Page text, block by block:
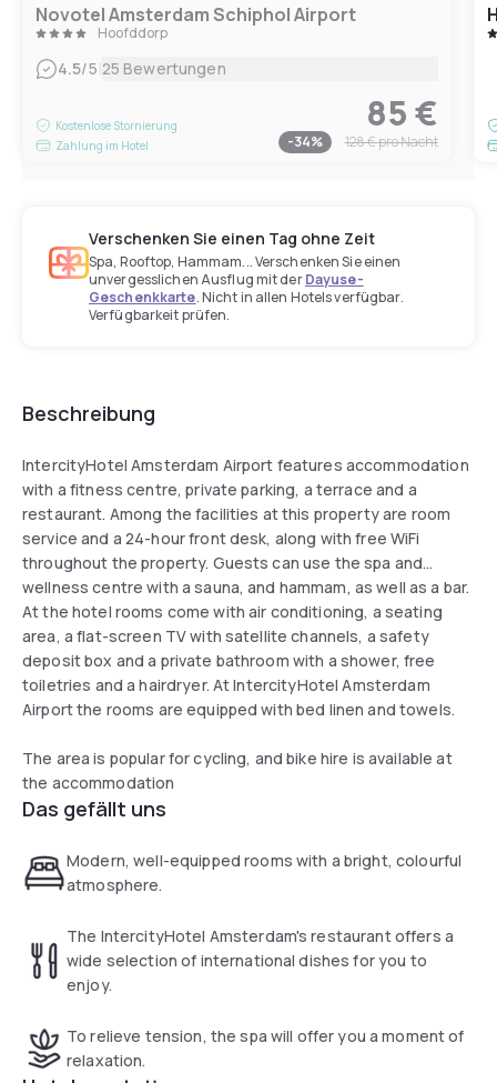
Novotel Amsterdam Schiphol Airport
Hoofddorp
4.5/5|25 Bewertungen
Kostenlose Stornierung
Zahlung im Hotel
85 €
-34% 128 €pro Nacht
Verschenken Sie einen Tag ohne Zeit
Spa, Rooftop, Hammam... Verschenken Sie einen
unvergesslichen Ausflug mit derDayuse-
Geschenkkarte. Nicht in allen Hotels verfügbar.
Verfügbarkeit prüfen.
Beschreibung
IntercityHotel Amsterdam Airport features accommodation
with a fitness centre, private parking, a terrace and a
restaurant. Among the facilities at this property are room
service and a 24-hour front desk, along with free WiFi
throughout the property. Guests can use the spa and
wellness centre with a sauna, and hammam, as well as a bar.
At the hotel rooms come with air conditioning, a seating
area, a flat-screen TV with satellite channels, a safety
deposit box and a private bathroom with a shower, free
toiletries and a hairdryer. At IntercityHotel Amsterdam
Airport the rooms are equipped with bed linen and towels.
The area is popular for cycling, and bike hire is available at
the accommodation
Das gefällt uns
Modern, well-equipped rooms with a bright, colourful
atmosphere.
The IntercityHotel Amsterdam's restaurant offers a
wide selection of international dishes for you to
enjoy.
To relieve tension, the spa will offer you a moment of
relaxation.